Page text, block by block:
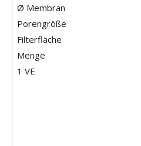
Ø Membran
Porengröße
Filterfläche
Menge
1 VE